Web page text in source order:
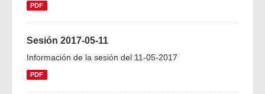
PDF
Sesión 2017-05-11
Información de la sesión del 11-05-2017
PDF